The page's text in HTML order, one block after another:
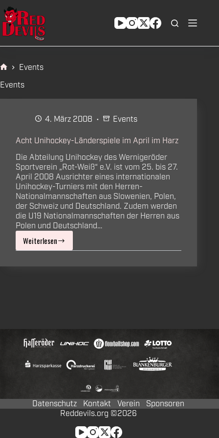
Zum
Inhalt
springen
Events
Events
4. März 2008 Events
Acht Unihockey-Länderspiele im April im Harz
Die Abteilung Unihockey des Wernigeröder
Sportverein „Rot-Weiß“ e.V. ist vom 25. bis 27.
April 2008 Ausrichter eines internationalen
Unihockey-Turniers mit den Herren-
Nationalmannschaften aus Slowenien, Polen,
der Schweiz und Deutschland. Zudem werden
die U19 Nationalmannschaften der Herren aus
Polen und Deutschland…
Weiterlesen
Acht
Datenschutz Kontakt Verein
Sponsoren
Reddevils.org ©2026